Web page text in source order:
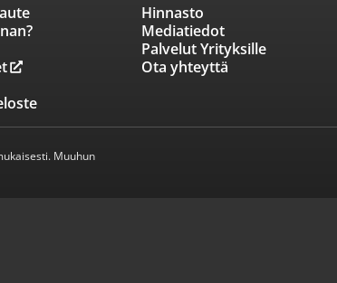
Hinnasto
Mediatiedot
Palvelut Yrityksille
Ota yhteyttä
Muuhun